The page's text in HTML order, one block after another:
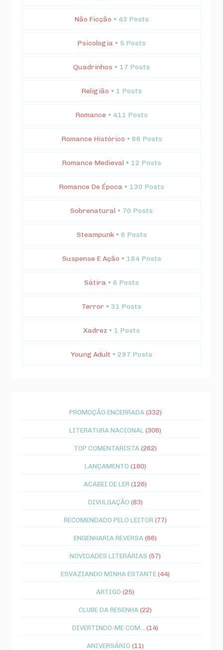
Não Ficção • 43 Posts
Psicologia • 5 Posts
Quadrinhos • 17 Posts
Religião • 1 Posts
Romance • 411 Posts
Romance Histórico • 66 Posts
Romance Medieval • 12 Posts
Romance De Época • 130 Posts
Sobrenatural • 70 Posts
Steampunk • 6 Posts
Suspense E Ação • 184 Posts
Sátira • 6 Posts
Terror • 31 Posts
Xadrez • 1 Posts
Young Adult • 297 Posts
PROMOÇÃO ENCERRADA (332)
LITERATURA NACIONAL (306)
TOP COMENTARISTA(262)
LANÇAMENTO (180)
ACABEI DE LER (126)
DIVULGAÇÃO (83)
RECOMENDADO PELO LEITOR (77)
ENGENHARIA REVERSA(66)
NOVIDADES LITERÁRIAS (57)
ESVAZIANDO MINHA ESTANTE(44)
ARTIGO (25)
CLUBE DA RESENHA(22)
DIVERTINDO-ME COM... (14)
ANIVERSÁRIO (11)